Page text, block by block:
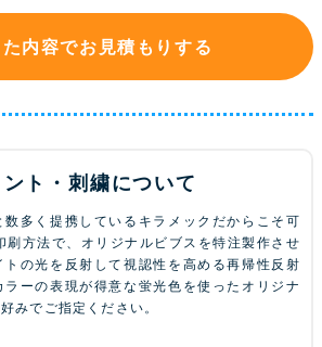
内容でお見積もりする
ト・刺繍について
多く提携しているキラメックだからこそ可
方法で、オリジナルビブスを特注製作させ
の光を反射して視認性を高める再帰性反射
ーの表現が得意な蛍光色を使ったオリジナ
みでご指定ください。